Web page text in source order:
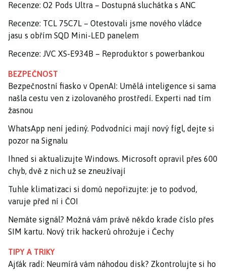
Recenze: O2 Pods Ultra – Dostupná sluchátka s ANC
Recenze: TCL 75C7L – Otestovali jsme nového vládce
jasu s obřím SQD Mini-LED panelem
Recenze: JVC XS-E934B – Reproduktor s powerbankou
BEZPEČNOST
Bezpečnostní fiasko v OpenAI: Umělá inteligence si sama
našla cestu ven z izolovaného prostředí. Experti nad tím
žasnou
WhatsApp není jediný. Podvodníci mají nový fígl, dejte si
pozor na Signalu
Ihned si aktualizujte Windows. Microsoft opravil přes 600
chyb, dvě z nich už se zneužívají
Tuhle klimatizaci si domů nepořizujte: je to podvod,
varuje před ní i ČOI
Nemáte signál? Možná vám právě někdo krade číslo přes
SIM kartu. Nový trik hackerů ohrožuje i Čechy
TIPY A TRIKY
Ajťák radí: Neumírá vám náhodou disk? Zkontrolujte si ho